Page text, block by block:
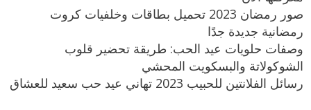
صور رمضان 2023 تحميل بطاقات وخلفيات كروت
رمضانية جديدة جدًا
وصفات حلويات عيد الحب: طريقة تحضير قلوب
الشوكولاتة والبسكويت المحشي
رسائل الفلانتين للحبيب 2023 تهاني عيد حب سعيد للعشاق